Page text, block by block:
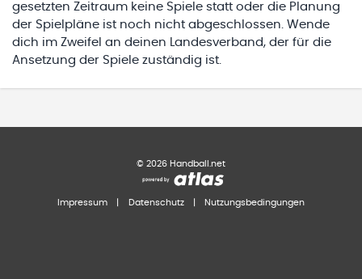
gesetzten Zeitraum keine Spiele statt oder die Planung
der Spielpläne ist noch nicht abgeschlossen. Wende
dich im Zweifel an deinen Landesverband, der für die
Ansetzung der Spiele zuständig ist.
© 2026 Handball.net
Impressum Datenschutz Nutzungsbedingungen